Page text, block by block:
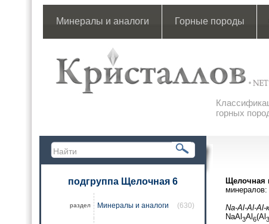
Минералы и аналоги Горные породы
горных
подгруппа Щелочная 6
раздел Минералы и аналоги (630)
Щелочная
минералов:
Na-Al-Al-Al-
NaAl 3Al 6(Al 3